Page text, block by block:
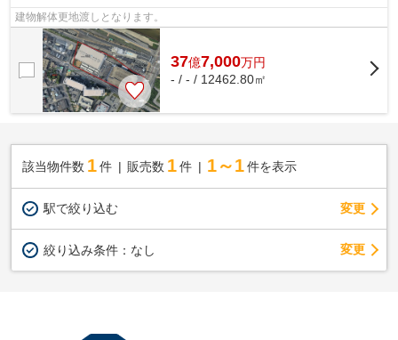
建物解体更地渡しとなります。
37億7,000万円
- / - / 12462.80㎡
該当物件数 1件 販売数 1 件 1～1 件を表示
駅で絞り込む 変更
絞り込み条件： なし 変更